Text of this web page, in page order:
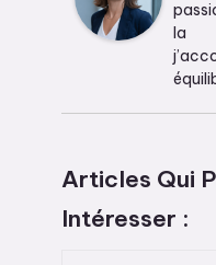
la
Articles Qui
Intéresser :